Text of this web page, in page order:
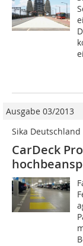
Ausgabe 03/2013
Sika Deutschland
CarDeck